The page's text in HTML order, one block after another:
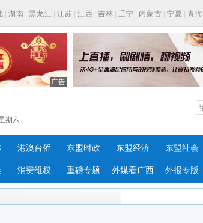
湖南 黑龙江 江苏 江西 吉林 辽宁 内蒙古 宁夏 青海
广告
期六
港澳台侨 东盟时政 东盟经济 东盟社会
消费维权 重磅专题 外媒看广西 外报专版